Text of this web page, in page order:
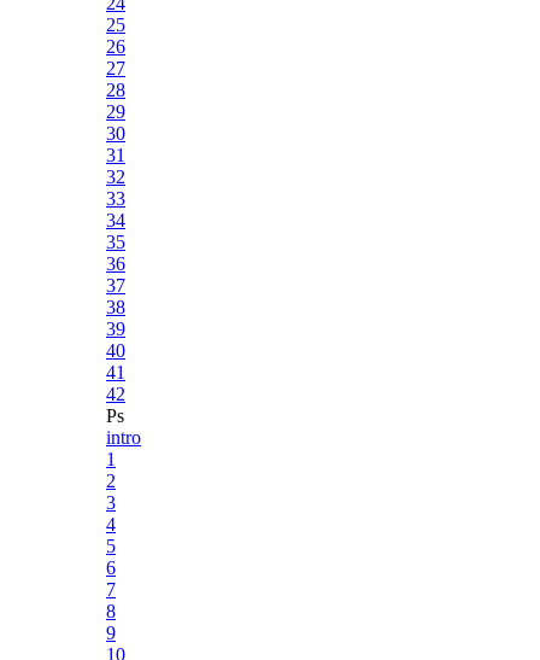
25
26
27
28
29
30
31
32
33
34
35
36
37
38
39
40
41
42
Ps
intro
1
2
3
4
5
6
7
8
9
10